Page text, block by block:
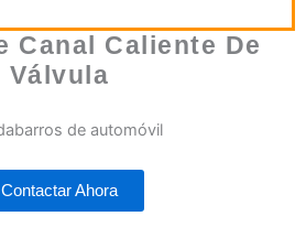
Canal Caliente De
Válvula
de automóvil
Contactar Ahora